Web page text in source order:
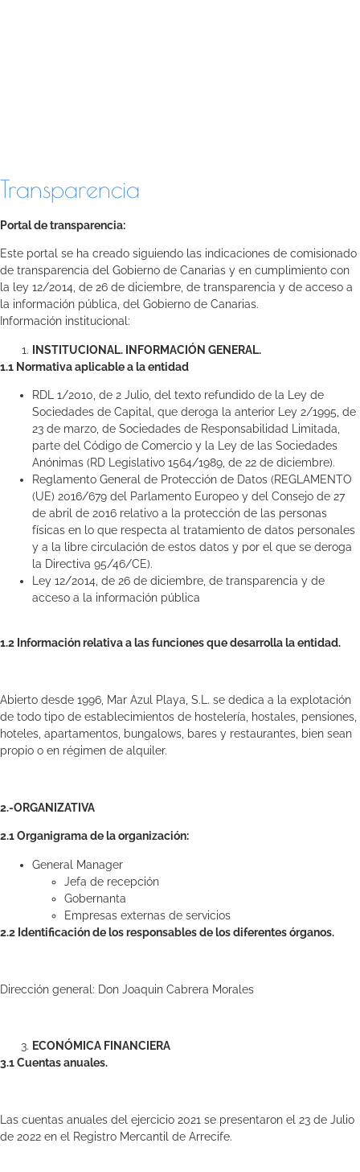
Transparencia
Portal de transparencia:
Este portal se ha creado siguiendo las indicaciones de comisionado
de transparencia del Gobierno de Canarias y en cumplimiento con
la ley 12/2014, de 26 de diciembre, de transparencia y de acceso a
la información pública, del Gobierno de Canarias.
Información institucional:
INSTITUCIONAL. INFORMACIÓN GENERAL.
1.1 Normativa aplicable a la entidad
RDL 1/2010, de 2 Julio, del texto refundido de la Ley de
Sociedades de Capital, que deroga la anterior Ley 2/1995, de
23 de marzo, de Sociedades de Responsabilidad Limitada,
parte del Código de Comercio y la Ley de las Sociedades
Anónimas (RD Legislativo 1564/1989, de 22 de diciembre).
Reglamento General de Protección de Datos (REGLAMENTO
(UE) 2016/679 del Parlamento Europeo y del Consejo de 27
de abril de 2016 relativo a la protección de las personas
físicas en lo que respecta al tratamiento de datos personales
y a la libre circulación de estos datos y por el que se deroga
la Directiva 95/46/CE).
Ley 12/2014, de 26 de diciembre, de transparencia y de
acceso a la información pública
1.2 Información relativa a las funciones que desarrolla la entidad.
Abierto desde 1996, Mar Azul Playa, S.L. se dedica a la explotación
de todo tipo de establecimientos de hostelería, hostales, pensiones,
hoteles, apartamentos, bungalows, bares y restaurantes, bien sean
propio o en régimen de alquiler.
2.-ORGANIZATIVA
2.1 Organigrama de la organización:
General Manager
Jefa de recepción
Gobernanta
Empresas externas de servicios
2.2 Identificación de los responsables de los diferentes órganos.
Dirección general: Don Joaquin Cabrera Morales
ECONÓMICA FINANCIERA
3.1 Cuentas anuales.
Las cuentas anuales del ejercicio 2021 se presentaron el 23 de Julio
de 2022 en el Registro Mercantil de Arrecife.